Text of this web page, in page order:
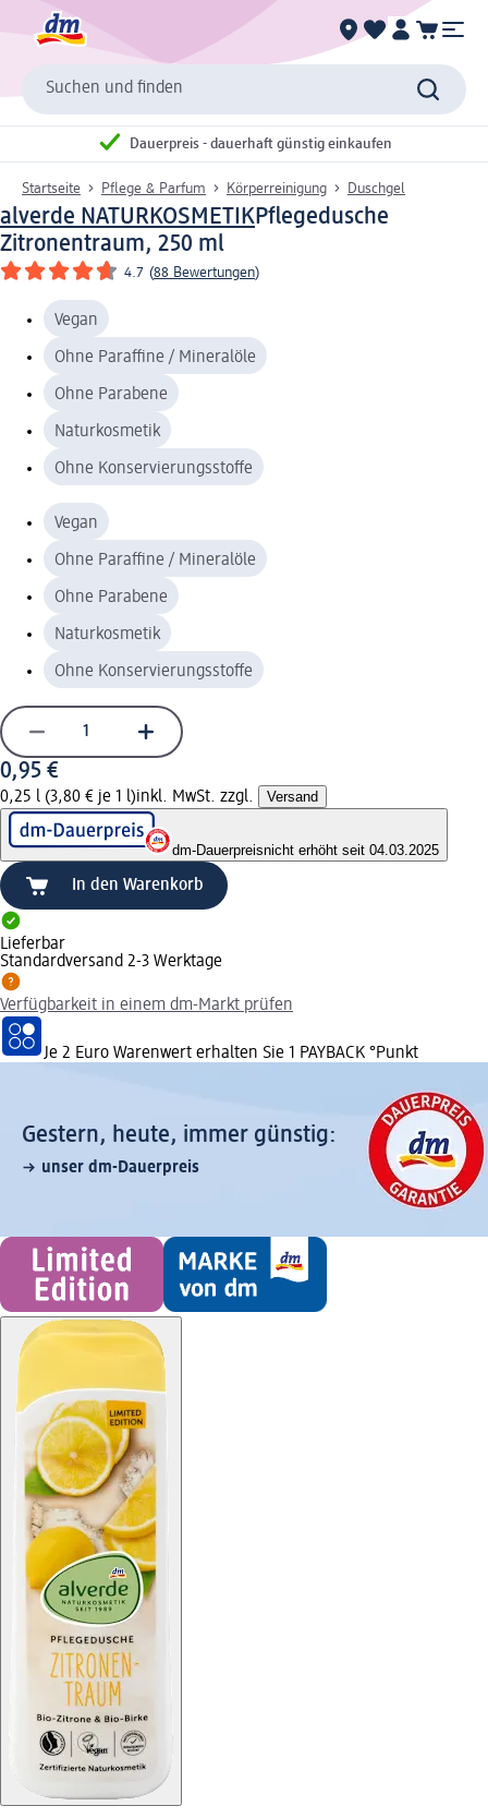
Suchen und finden
Dauerpreis - dauerhaft günstig einkaufen
Startseite Pflege & Parfum Körperreinigung Duschgel
alverde NATURKOSMETIKPflegedusche
Zitronentraum, 250 ml
4.7 (88 Bewertungen)
Vegan
Ohne Paraffine / Mineralöle
Ohne Parabene
Naturkosmetik
Ohne Konservierungsstoffe
Vegan
Ohne Paraffine / Mineralöle
Ohne Parabene
Naturkosmetik
Ohne Konservierungsstoffe
0,95 €
0,25 l (3,80 € je 1 l)inkl. MwSt. zzgl. Versand
dm-Dauerpreisnicht erhöht seit 04.03.2025
In den Warenkorb
Lieferbar
Standardversand 2-3 Werktage
Verfügbarkeit in einem dm-Markt prüfen
Je 2 Euro Warenwert erhalten Sie 1 PAYBACK °Punkt
Gestern, heute, immer günstig:
unser dm-Dauerpreis